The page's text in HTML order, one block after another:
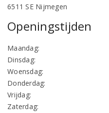
6511 SE Nijmegen
Openingstijden
Maandag:
Dinsdag:
Woensdag:
Donderdag:
Vrijdag:
Zaterdag: